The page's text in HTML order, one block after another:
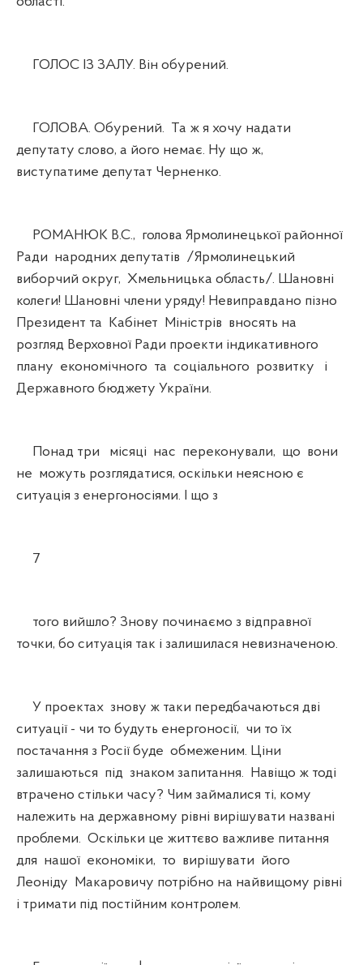
ГОЛОС ІЗ ЗАЛУ. Він обурений.
ГОЛОВА. Обурений. Та ж я хочу надати
депутату слово, а його немає. Ну що ж,
виступатиме депутат Черненко.
РОМАНЮК В.С., голова Ярмолинецької районної
Ради народних депутатів /Ярмолинецький
виборчий округ, Хмельницька область/. Шановні
колеги! Шановні члени уряду! Невиправдано пізно
Президент та Кабінет Міністрів вносять на
розгляд Верховної Ради проекти індикативного
плану економічного та соціального розвитку і
Державного бюджету України.
Понад три місяці нас переконували, що вони
не можуть розглядатися, оскільки неясною є
ситуація з енергоносіями. І що з
7
того вийшло? Знову починаємо з відправної
точки, бо ситуація так і залишилася невизначеною.
У проектах знову ж таки передбачаються дві
ситуації - чи то будуть енергоносії, чи то їх
постачання з Росії буде обмеженим. Ціни
залишаються під знаком запитання. Навіщо ж тоді
втрачено стільки часу? Чим займалися ті, кому
належить на державному рівні вирішувати названі
проблеми. Оскільки це життєво важливе питання
для нашої економіки, то вирішувати його
Леоніду Макаровичу потрібно на найвищому рівні
і тримати під постійним контролем.